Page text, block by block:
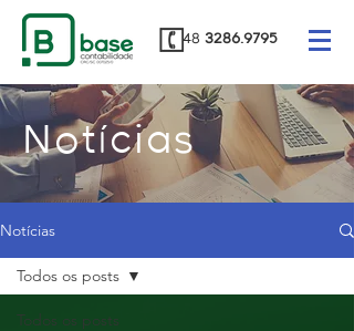
48 3286.9795
Notícias
Notícias
Todos os posts
Todos os posts